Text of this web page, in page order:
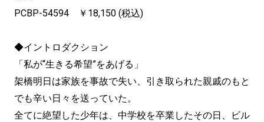
PCBP-54594 ￥18,150 (税込)
◆イントロダクション
「私が“生きる希望”をあげる」
架橋明日は家族を事故で失い、引き取られた親戚のもと
でも辛い日々を送っていた。
全てに絶望した少年は、中学校を卒業したその日、ビル